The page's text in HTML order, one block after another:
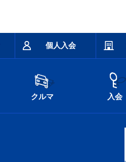
個人入会
クルマ 入会